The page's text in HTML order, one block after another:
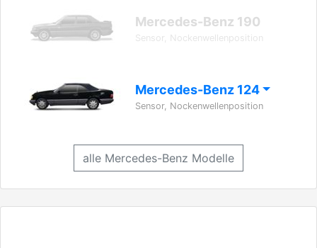
Mercedes-Benz 190
Sensor, Nockenwellenposition
Mercedes-Benz 124
Sensor, Nockenwellenposition
alle Mercedes-Benz Modelle